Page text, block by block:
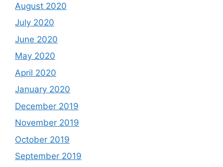
August 2020
July 2020
June 2020
May 2020
April 2020
January 2020
December 2019
November 2019
October 2019
September 2019